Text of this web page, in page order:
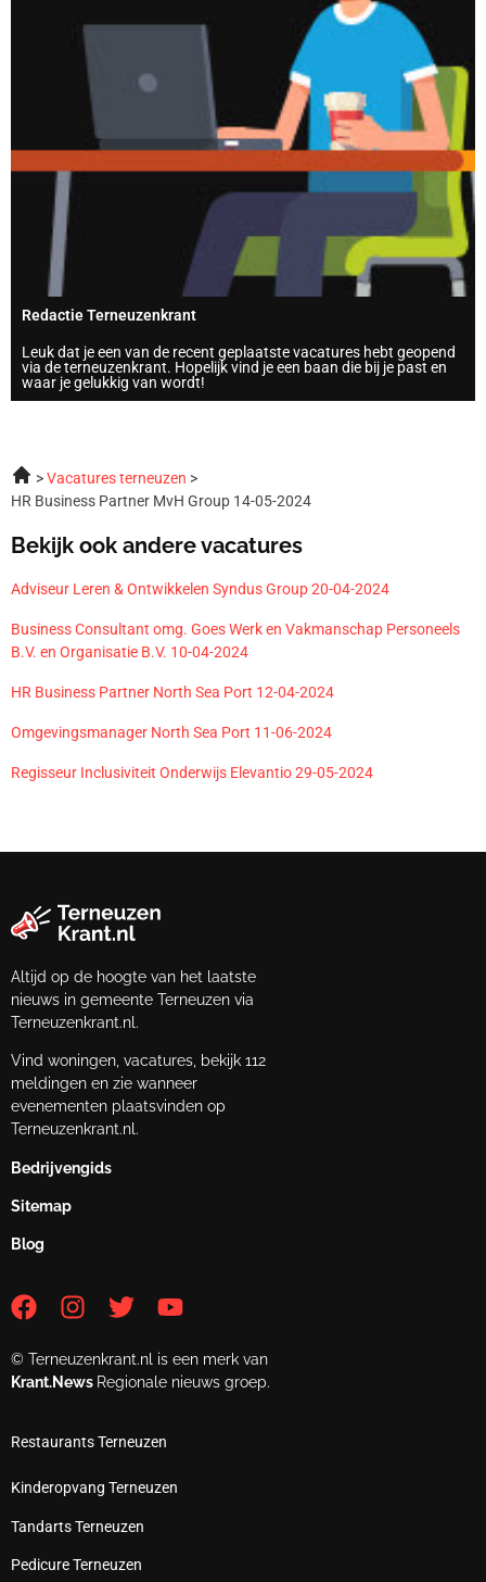
Redactie Terneuzenkrant
Leuk dat je een van de recent geplaatste vacatures hebt geopend
via de terneuzenkrant. Hopelijk vind je een baan die bij je past en
waar je gelukkig van wordt!
Vacatures terneuzen
HR Business Partner MvH Group 14-05-2024
Bekijk ook andere vacatures
Adviseur Leren & Ontwikkelen Syndus Group 20-04-2024
Business Consultant omg. Goes Werk en Vakmanschap Personeels
B.V. en Organisatie B.V. 10-04-2024
HR Business Partner North Sea Port 12-04-2024
Omgevingsmanager North Sea Port 11-06-2024
Regisseur Inclusiviteit Onderwijs Elevantio 29-05-2024
Altijd op de hoogte van het laatste
nieuws in gemeente Terneuzen via
Terneuzenkrant.nl.
Vind woningen, vacatures, bekijk 112
meldingen en zie wanneer
evenementen plaatsvinden op
Terneuzenkrant.nl.
Bedrijvengids
Sitemap
Blog
© Terneuzenkrant.nl is een merk van
Krant.News Regionale nieuws groep.
Restaurants Terneuzen
Kinderopvang Terneuzen
Tandarts Terneuzen
Pedicure Terneuzen